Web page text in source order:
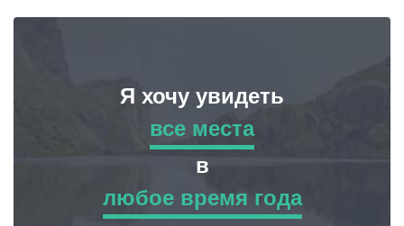
Я хочу увидеть
все места
все места
в
любое время года
любое время года